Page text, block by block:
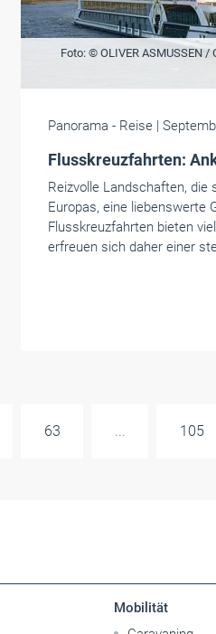
Foto: © OLIVER ASMUSSEN /
Panorama - Reise |
Flusskreuzfahrten:
Reizvolle Landschaften, die
Europas, eine liebenswerte
Flusskreuzfahrten bieten
erfreuen sich daher einer
63 ... 105
Mobilität